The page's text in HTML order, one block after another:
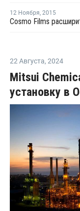
12 Ноября, 2015
22 Августа, 2024
Mitsui
установку в